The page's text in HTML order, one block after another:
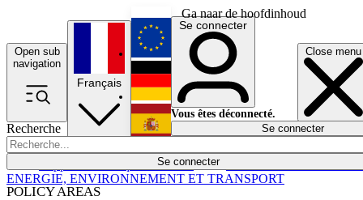
Ga naar de hoofdinhoud
Open sub
navigation
Close menu
Recherche
Se connecter
POLICY AREAS
Économie
Français
English
Deutsch
Español
Se connecter
Vous êtes déconnecté.
Se connecter
ENERGIE, ENVIRONNEMENT ET TRANSPORT